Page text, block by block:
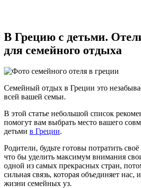
В Грецию с детьми.
для семейного отдыха
Семейный отдых в Греции это
всей вашей семьи.
В этой статье небольшой список
помогут вам выбрать место вашего
детьми в Греции.
Родители, будьте готовы потратить
что бы уделить максимум внимания
одной из самых прекрасных стран,
сильная связь, которая объединяет нас,
жизни семейных уз.